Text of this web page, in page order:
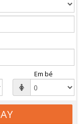
Em bé